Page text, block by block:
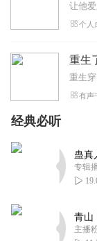
让他
个人
重生
重生穿
有声
经典必听
专辑
主播